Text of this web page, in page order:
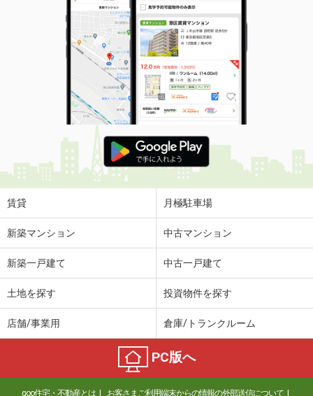
賃貸 月極駐車場
新築マンション 中古マンション
新築一戸建て 中古一戸建て
土地を探す 投資物件を探す
店舗/事業用 倉庫/トランクルーム
PC版へ
goo住宅・不動産とは お客さまご利用端末からの情報の外部送信について